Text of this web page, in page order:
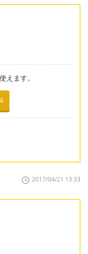
えます。
4
2017/04/21 13:33